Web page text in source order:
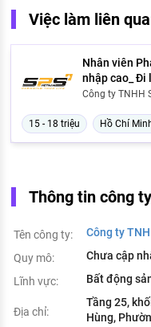
Việc làm liên
Nhân viên
nhập cao_ Đi
Công ty TNHH
15 - 18 triệu Hồ Chí
Thông tin công ty
Tên công ty:
Công ty
Quy mô:
Chưa cập
Lĩnh vực:
Bất động
Địa chỉ:
Tầng 25,
Hùng,